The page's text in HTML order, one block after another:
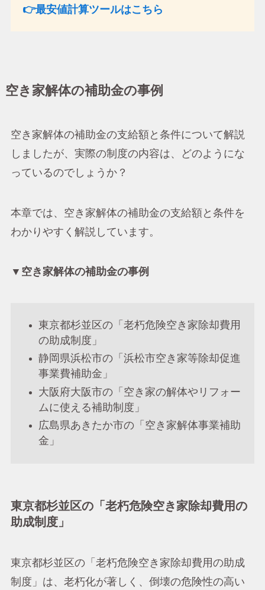
👉最安値計算ツールはこちら
空き家解体の補助金の事例
空き家解体の補助金の支給額と条件について解説
しましたが、実際の制度の内容は、どのようにな
っているのでしょうか？
本章では、空き家解体の補助金の支給額と条件を
わかりやすく解説しています。
▼空き家解体の補助金の事例
東京都杉並区の「老朽危険空き家除却費用
の助成制度」
静岡県浜松市の「浜松市空き家等除却促進
事業費補助金」
大阪府大阪市の「空き家の解体やリフォー
ムに使える補助制度」
広島県あきたか市の「空き家解体事業補助
金」
東京都杉並区の「老朽危険空き家除却費用の
助成制度」
東京都杉並区の「老朽危険空き家除却費用の助成
制度」は、老朽化が著しく、倒壊の危険性の高い